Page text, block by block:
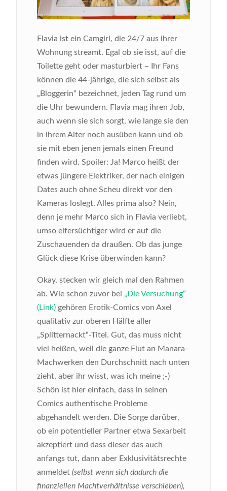
Flavia ist ein Camgirl, die 24/7 aus ihrer
Wohnung streamt. Egal ob sie isst, auf die
Toilette geht oder masturbiert – Ihr Fans
können die 44-jährige, die sich selbst als
„Bloggerin“ bezeichnet, jeden Tag rund um
die Uhr bewundern. Flavia mag ihren Job,
auch wenn sie sich sorgt, wie lange sie den
in ihrem Alter noch ausüben kann und ob
sie mit eben jenen jemals einen Freund
finden wird. Spoiler: Ja! Marco heißt der
etwas jüngere Elektriker, der nach einigen
Dates auch ohne Scheu direkt vor den
Kameras loslegt. Alles prima also? Nein,
denn je mehr Marco sich in Flavia verliebt,
umso eifersüchtiger wird er auf die
Zuschauenden da draußen. Ob das junge
Glück diese Krise überwinden kann?
Okay, stecken wir gleich mal den Rahmen
ab. Wie schon zuvor bei „Die Versuchung“
(Link) gehören Erotik-Comics von Axel
qualitativ zur oberen Hälfte aller
„Splitternackt“-Titel. Gut, das muss nicht
viel heißen, weil die ganze Flut an Manara-
Machwerken den Durchschnitt nach unten
zieht, aber ihr wisst, was ich meine ;-)
Schön ist hier einfach, dass in seinen
Comics authentische Probleme
abgehandelt werden. Die Sorge darüber,
ob ein potentieller Partner etwa Sexarbeit
akzeptiert und dass dieser das auch
anfangs tut, dann aber Exklusivitätsrechte
anmeldet (selbst wenn sich dadurch die
finanziellen Machtverhältnisse verschieben),